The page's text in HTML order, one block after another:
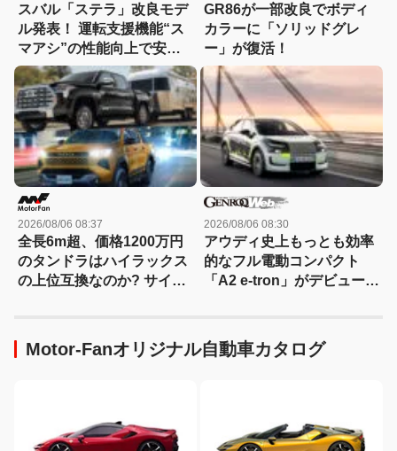
スバル「ステラ」改良モデ
ル発表！ 運転支援機能“ス
マアシ”の性能向上で安心
感さらにアップ
GR86が一部改良でボディ
カラーに「ソリッドグレ
ー」が復活！
2026/08/06 08:37
全長6m超、価格1200万円
のタンドラはハイラックス
の上位互換なのか? サイ
な違い 【新型ハイラックス
徹底比較】
2026/08/06 08:30
アウディ史上もっとも効率
的なフル電動コンパクト
「A2 e-tron」がデビュー前
Motor-Fanオリジナル自動車カタログ